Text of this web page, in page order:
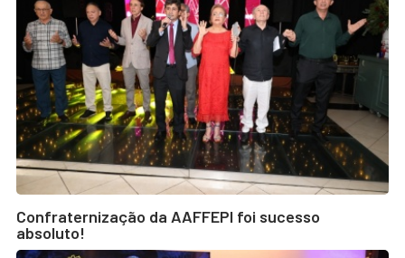
Confraternização da AAFFEPI foi sucesso
absoluto!